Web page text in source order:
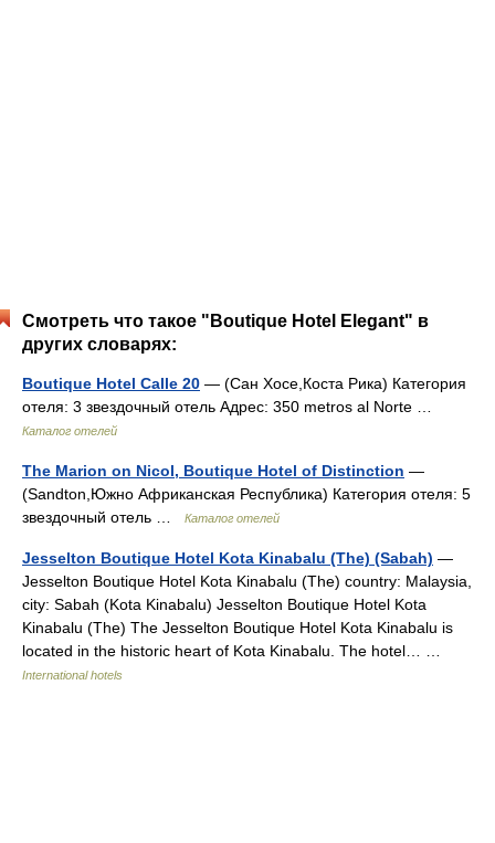
Смотреть что такое "Boutique Hotel Elegant" в
других словарях:
Boutique Hotel Calle 20 — (Сан Хосе,Коста Рика) Категория
отеля: 3 звездочный отель Адрес: 350 metros al Norte …
Каталог отелей
The Marion on Nicol, Boutique Hotel of Distinction —
(Sandton,Южно Африканская Республика) Категория отеля: 5
звездочный отель …
Каталог отелей
Jesselton Boutique Hotel Kota Kinabalu (The) (Sabah) —
Jesselton Boutique Hotel Kota Kinabalu (The) country: Malaysia,
city: Sabah (Kota Kinabalu) Jesselton Boutique Hotel Kota
Kinabalu (The) The Jesselton Boutique Hotel Kota Kinabalu is
located in the historic heart of Kota Kinabalu. The hotel… …
International hotels